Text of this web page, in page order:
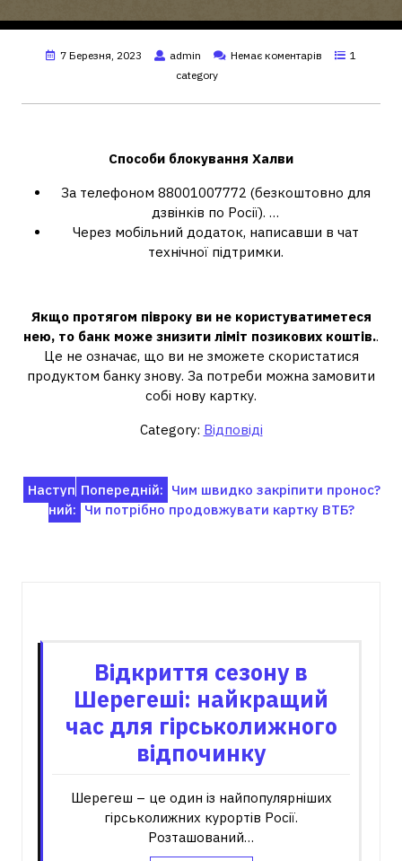
7 Березня, 2023 admin Немає коментарів
1
category
Способи блокування Халви
За телефоном 88001007772 (безкоштовно для
дзвінків по Росії). …
Через мобільний додаток, написавши в чат
технічної підтримки.
Якщо протягом півроку ви не користуватиметеся
нею, то банк може знизити ліміт позикових коштів..
Це не означає, що ви не зможете скористатися
продуктом банку знову. За потреби можна замовити
собі нову картку.
Category: Відповіді
Навігація
записів
Попередній: Чим швидко закріпити пронос?
Наступ
ний: Чи потрібно продовжувати картку ВТБ?
Відкриття сезону в
Шерегеші: найкращий
час для гірськолижного
відпочинку
Шерегеш – це один із найпопулярніших
гірськолижних курортів Росії.
Розташований…